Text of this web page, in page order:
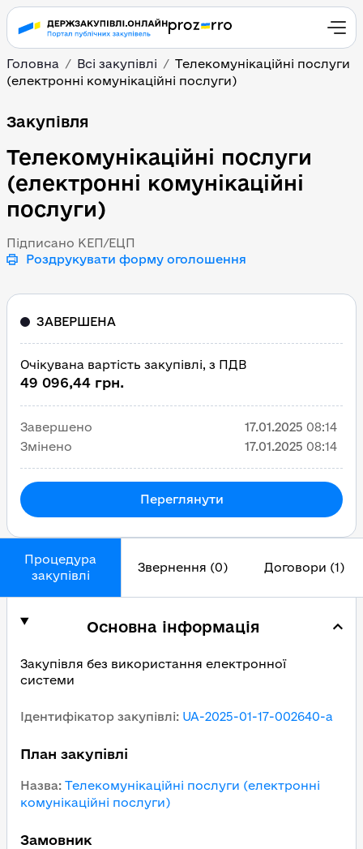
Головна Всі закупівлі
Телекомунікаційні послуги
(електронні комунікаційні послуги)
Телекомунікаційні
Закупівля
Телекомунікаційні послуги
(електронні комунікаційні
послуги)
Підписано КЕП/ЕЦП
Роздрукувати форму оголошення
Процедура
закупівлі
Звернення (0) Договори (1)
Основна інформація
Закупівля без використання електронної
системи
Ідентифікатор закупівлі: UA-2025-01-17-002640-a
План закупівлі
Назва: Телекомунікаційні послуги (електронні
комунікаційні послуги)
Замовник
ЗАВЕРШЕНА
Очікувана вартість закупівлі, з ПДВ
49 096,44 грн.
Завершено 17.01.2025 08:14
Змінено
17.01.2025 08:14
Переглянути